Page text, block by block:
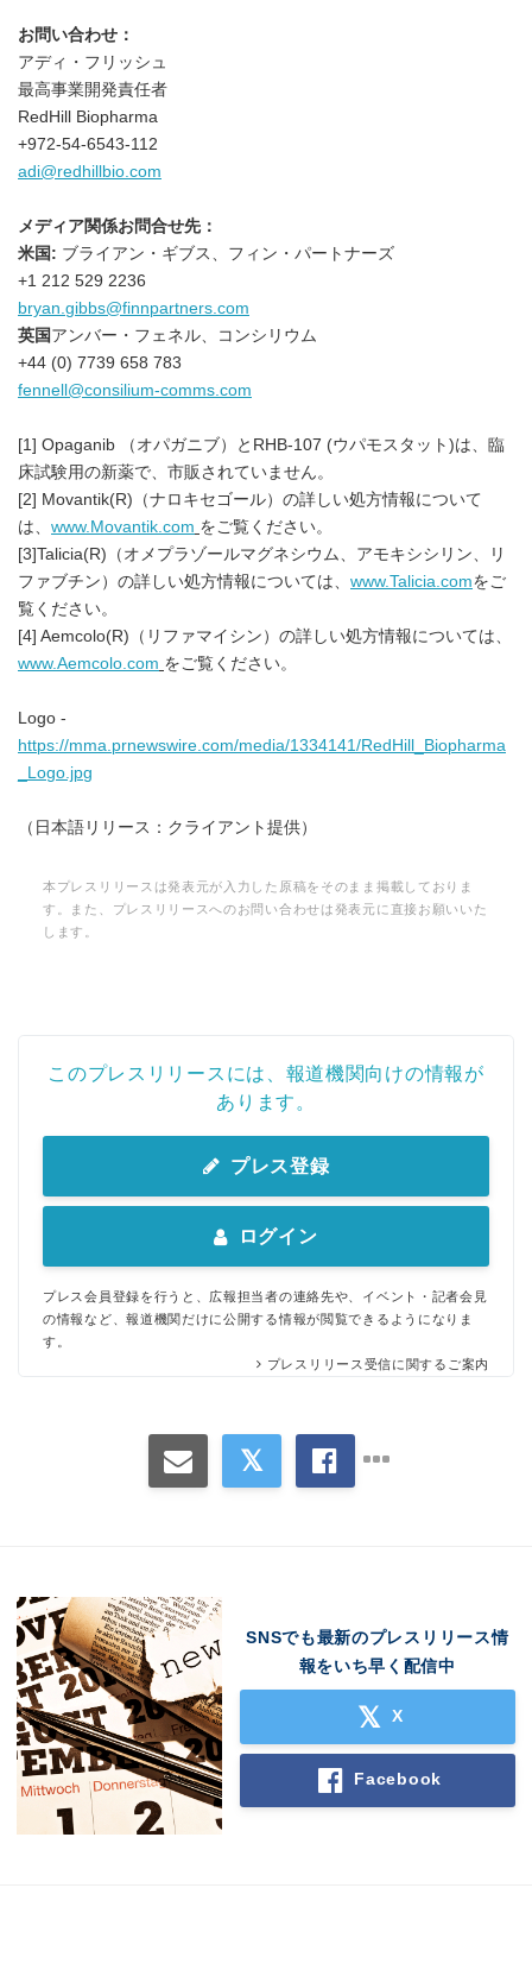
お問い合わせ：
アディ・フリッシュ
最高事業開発責任者
RedHill Biopharma
+972-54-6543-112
adi@redhillbio.com
メディア関係お問合せ先：
米国 : ブライアン・ギブス、フィン・パートナーズ
+1 212 529 2236
bryan.gibbs@finnpartners.com
英国 アンバー・フェネル、コンシリウム
+44 (0) 7739 658 783
fennell@consilium-comms.com
[1] Opaganib （オパガニブ）とRHB-107 (ウパモスタット)は、臨
床試験用の新薬で、市販されていません。
[2] Movantik(R)（ナロキセゴール）の詳しい処方情報について
は、 www.Movantik.com をご覧ください。
[3]Talicia(R)（オメプラゾールマグネシウム、アモキシシリン、リ
ファブチン）の詳しい処方情報については、 www.Talicia.comをご
覧ください。
[4] Aemcolo(R)（リファマイシン）の詳しい処方情報については、
www.Aemcolo.com をご覧ください。
Logo -
https://mma.prnewswire.com/media/1334141/RedHill_Biopharma
_Logo.jpg
（日本語リリース：クライアント提供）
本プレスリリースは発表元が入力した原稿をそのまま掲載しておりま
す。また、プレスリリースへのお問い合わせは発表元に直接お願いいた
します。
このプレスリリースには、報道機関向けの情報が
あります。
プレス登録
ログイン
プレス会員登録を行うと、広報担当者の連絡先や、イベント・記者会見
の情報など、報道機関だけに公開する情報が閲覧できるようになりま
す。
プレスリリース受信に関するご案内
SNSでも最新のプレスリリース情
報をいち早く配信中
X
Facebook
Japanese